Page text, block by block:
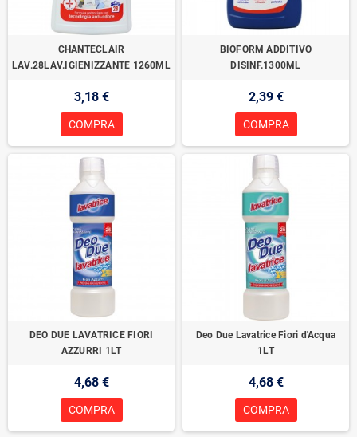
CHANTECLAIR
LAV.28LAV.IGIENIZZANTE 1260ML
3,18 €
COMPRA
BIOFORM ADDITIVO
DISINF.1300ML
2,39 €
COMPRA
DEO DUE LAVATRICE FIORI
AZZURRI 1LT
4,68 €
COMPRA
Deo Due Lavatrice Fiori d'Acqua
1LT
4,68 €
COMPRA